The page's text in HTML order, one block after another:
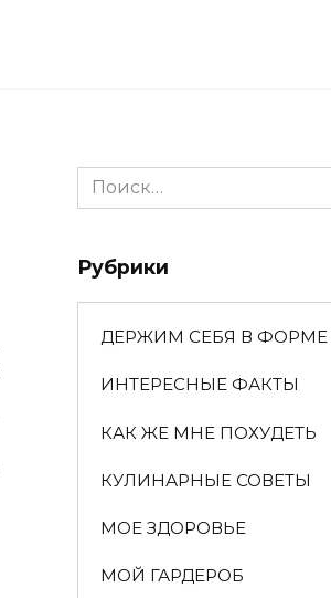
Search
for:
Рубрики
ДЕРЖИМ СЕБЯ В ФОРМЕ
ИНТЕРЕСНЫЕ ФАКТЫ
КАК ЖЕ МНЕ ПОХУДЕТЬ
КУЛИНАРНЫЕ СОВЕТЫ
МОЕ ЗДОРОВЬЕ
МОЙ ГАРДЕРОБ